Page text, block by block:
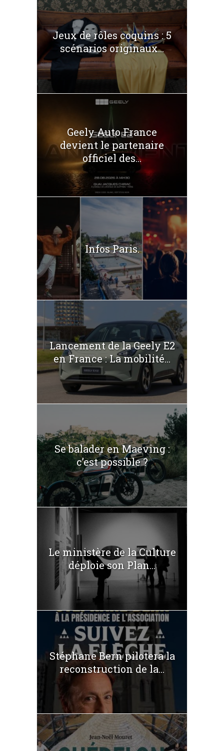
Jeux de rôles coquins : 5
scénarios originaux...
Geely Auto France
devient le partenaire
officiel des...
Infos Paris.
Lancement de la Geely E2
en France : La mobilité...
Se balader en Maeving :
c’est possible ?
Le ministère de la Culture
déploie son Plan...
Stéphane Bern pilotera la
reconstruction de la...